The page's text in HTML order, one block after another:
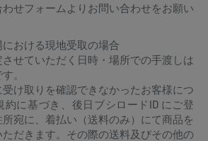
せフォームよりお問い合わせをお願い
における現地受取の場合
せていただく日時・場所での手渡しは
。
け取りを確認できなかったお客様につ
約に基づき、後日ブシロードID にご登
宛に、着払い（送料のみ）にて商品を
だきます。その際の送料及びその他の